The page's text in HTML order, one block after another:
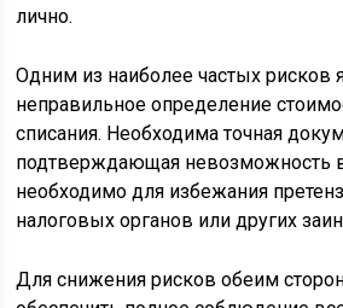
лично.
Одним из наиболее частых рисков
неправильное определение
списания. Необходима точная
подтверждающая невозможность
необходимо для избежания
налоговых органов или других
Для снижения рисков обеим